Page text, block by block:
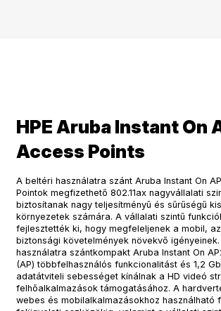
HPE Aruba Instant On
Access Points
A beltéri használatra szánt Aruba Instant On
Pointok megfizethető 802.11ax nagyvállalati
biztosítanak nagy teljesítményű és sűrűségű
környezetek számára. A vállalati szintű
fejlesztették ki, hogy megfeleljenek a mobil,
biztonsági követelmények növekvő
használatra szántkompakt Aruba Instant On
(AP) többfelhasználós funkcionalitást és 1,2
adatátviteli sebességet kínálnak a HD videó
felhőalkalmazások támogatásához. A
webes és mobilalkalmazásokhoz használható